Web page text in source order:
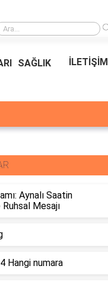
Hizmetleri
SAĞLIK İLETİŞİM
Aynalı Saatin
Mesajı
Hangi numara